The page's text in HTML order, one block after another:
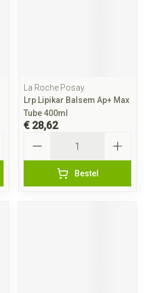
La Roche Posay
Lrp Lipikar Balsem Ap+ Max
Tube 400ml
€ 28,62
Bestel